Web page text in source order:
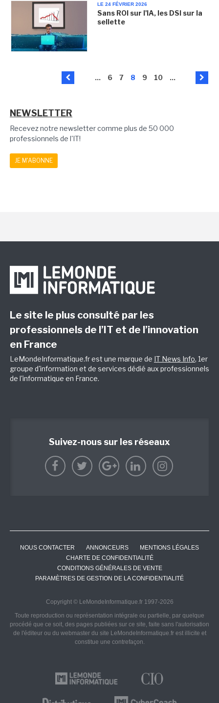
LE 24 FÉVRIER 2026
Sans ROI sur l'IA, les DSI sur la
sellette
... 6 7 8 9 10 ...
NEWSLETTER
Recevez notre newsletter comme plus de 50 000
professionnels de l'IT!
JE M'ABONNE
Le site le plus consulté par les
professionnels de l’IT et de l’innovation
en France
LeMondeInformatique.fr est une marque de IT News Info, 1er
groupe d'information et de services dédié aux professionnels
de l'informatique en France.
Suivez-nous sur les réseaux
NOUS CONTACTER ANNONCEURS
MENTIONS LÉGALES
CHARTE DE CONFIDENTIALITÉ
CONDITIONS GÉNÉRALES DE VENTE
PARAMÈTRES DE GESTION DE LA CONFIDENTIALITÉ
Copyright © LeMondeInformatique.fr 1997-2026
Toute reproduction ou représentation intégrale ou partielle, par quelque
procédé que ce soit, des pages publiées sur ce site, faite sans l'autorisation
de l'éditeur ou du webmaster du site LeMondeInformatique.fr est illicite et
constitue une contrefaçon.